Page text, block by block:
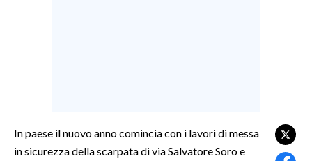
In paese il nuovo anno comincia con i lavori di messa
in sicurezza della scarpata di via Salvatore Soro e